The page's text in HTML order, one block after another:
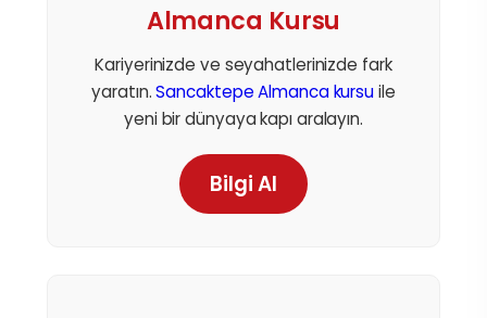
Almanca Kursu
Kariyerinizde ve seyahatlerinizde fark
yaratın.Sancaktepe Almanca kursuile
yeni bir dünyaya kapı aralayın.
Bilgi Al